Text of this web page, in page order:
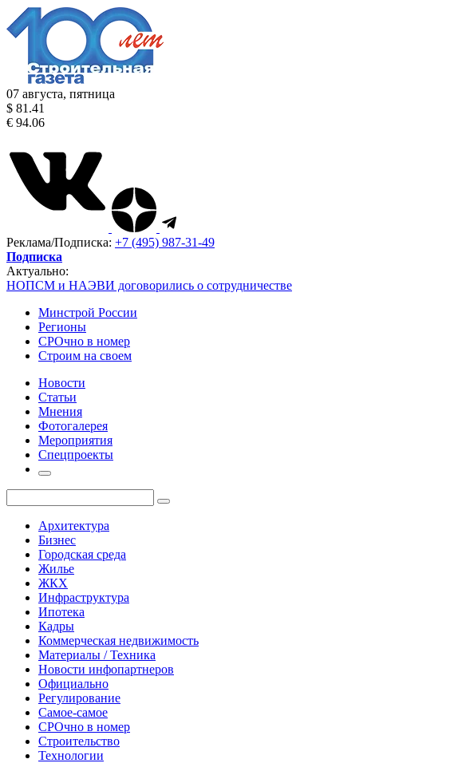
07 августа, пятница
$ 81.41
€ 94.06
Реклама/Подписка: +7 (495) 987-31-49
Подписка
Актуально:
НОПСМ и НАЭВИ договорились о сотрудничестве
Минстрой России
Регионы
СРОчно в номер
Строим на своем
Новости
Статьи
Мнения
Фотогалерея
Мероприятия
Спецпроекты
Архитектура
Бизнес
Городская среда
Жилье
ЖКХ
Инфраструктура
Ипотека
Кадры
Коммерческая недвижимость
Материалы / Техника
Новости инфопартнеров
Официально
Регулирование
Самое-самое
СРОчно в номер
Строительство
Технологии